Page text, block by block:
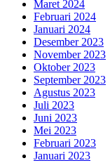
Maret 2024
Februari 2024
Januari 2024
Desember 2023
November 2023
Oktober 2023
September 2023
Agustus 2023
Juli 2023
Juni 2023
Mei 2023
Februari 2023
Januari 2023